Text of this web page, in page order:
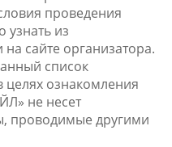
проведения
узнать из
сайте организатора.
список
ознакомления
не несет
проводимые другими